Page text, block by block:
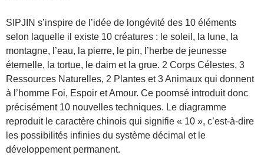
SIPJIN s’inspire de l’idée de longévité des 10 éléments
selon laquelle il existe 10 créatures : le soleil, la lune, la
montagne, l’eau, la pierre, le pin, l’herbe de jeunesse
éternelle, la tortue, le daim et la grue. 2 Corps Célestes, 3
Ressources Naturelles, 2 Plantes et 3 Animaux qui donnent
à l’homme Foi, Espoir et Amour. Ce poomsé introduit donc
précisément 10 nouvelles techniques. Le diagramme
reproduit le caractère chinois qui signifie « 10 », c’est-à-dire
les possibilités infinies du système décimal et le
développement permanent.